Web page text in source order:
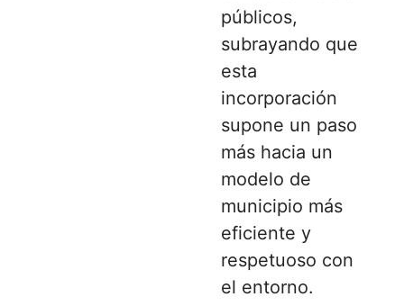
públicos,
subrayando que
esta
incorporación
supone un paso
más hacia un
modelo de
municipio más
eficiente y
respetuoso con
el entorno.